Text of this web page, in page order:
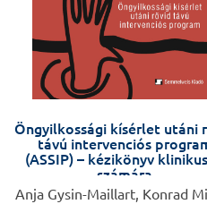
Öngyilkossági kísérlet utáni
távú intervenciós
(ASSIP) – kézikönyv
számára
Anja Gysin-Maillart, Konrad